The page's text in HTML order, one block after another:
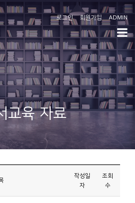
로그인 회원가입 ADMIN
교육 자료
작성일
자
조회
수